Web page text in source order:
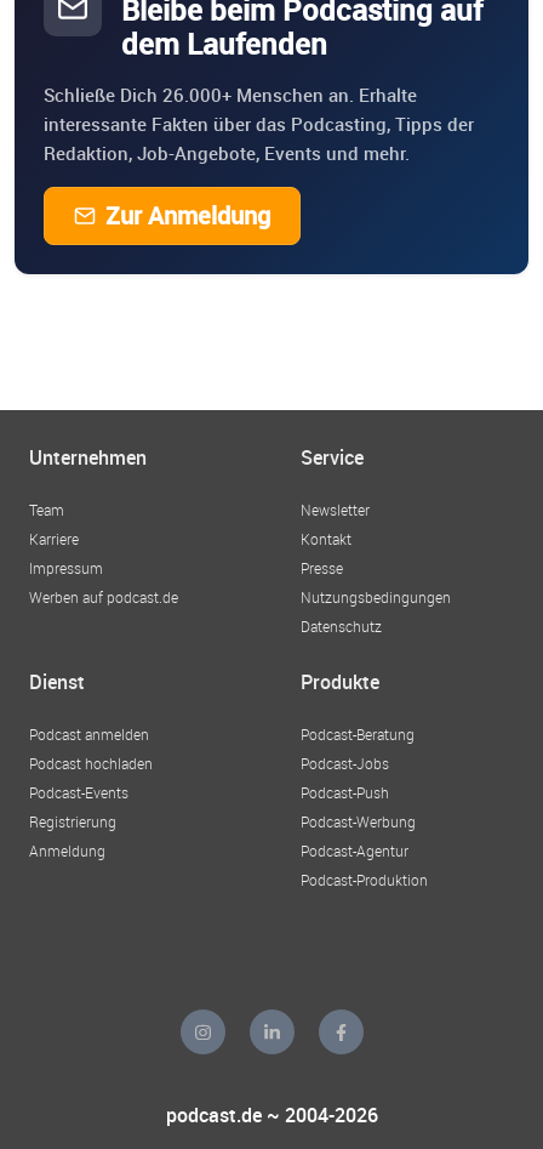
Bleibe beim Podcasting auf
dem Laufenden
Schließe Dich 26.000+ Menschen an. Erhalte
interessante Fakten über das Podcasting, Tipps der
Redaktion, Job-Angebote, Events und mehr.
Zur Anmeldung
Unternehmen
Team
Karriere
Impressum
Werben auf podcast.de
Service
Newsletter
Kontakt
Presse
Nutzungsbedingungen
Datenschutz
Dienst
Podcast anmelden
Podcast hochladen
Podcast-Events
Registrierung
Anmeldung
Produkte
Podcast-Beratung
Podcast-Jobs
Podcast-Push
Podcast-Werbung
Podcast-Agentur
Podcast-Produktion
podcast.de ~ 2004-2026